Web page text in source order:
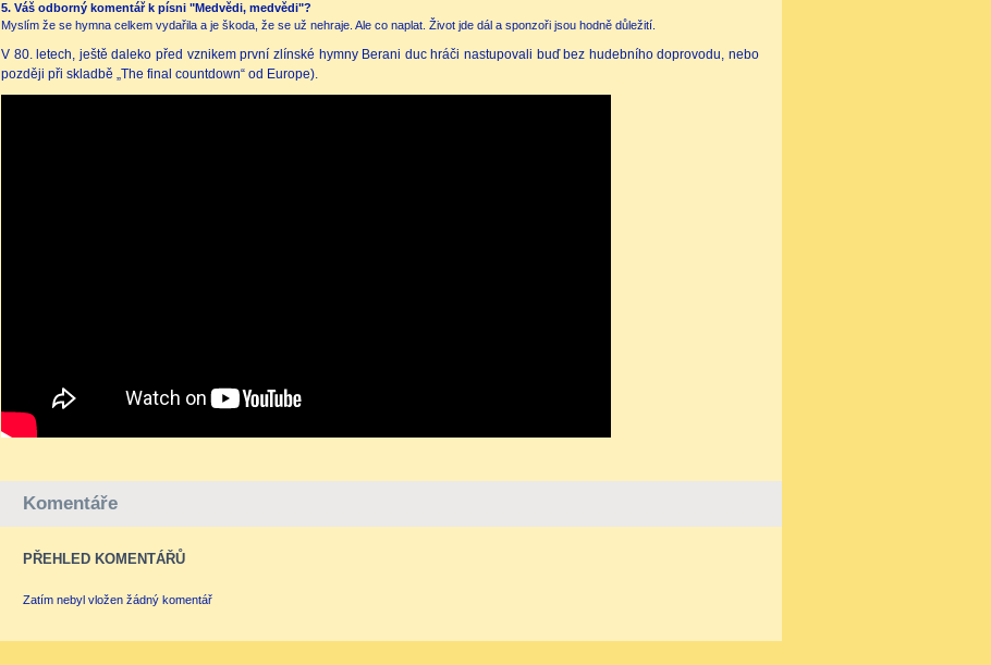
5. Váš odborný komentář k písni "Medvědi, medvědi"?
Myslím že se hymna celkem vydařila a je škoda, že se už nehraje. Ale co naplat. Život jde dál a sponzoři jsou hodně důležití.
V 80. letech, ještě daleko před vznikem první zlínské hymny Berani duc hráči nastupovali buď bez hudebního doprovodu, nebo
později při skladbě „The final countdown“ od Europe).
Komentáře
PŘEHLED KOMENTÁŘŮ
Zatím nebyl vložen žádný komentář